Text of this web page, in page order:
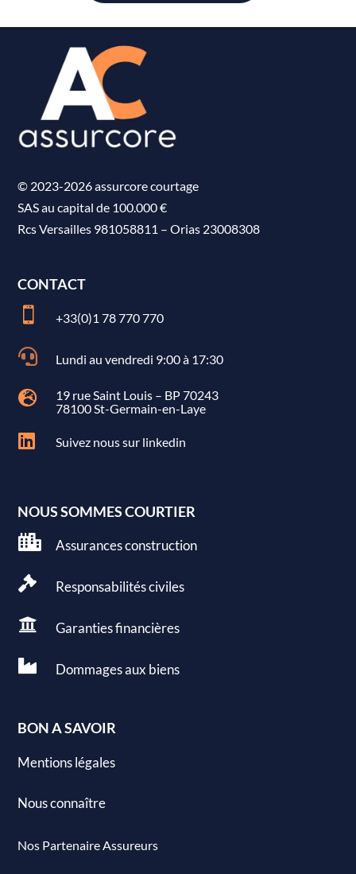
© 2023-2026 assurcore courtage
SAS au capital de 100.000 €
Rcs Versailles 981058811 –Orias 23008308
CONTACT
 +33(0)1 78 770 770
 Lundi au vendredi 9:00 à 17:30

19 rue Saint Louis – BP 70243
78100 St-Germain-en-Laye
 Suivez nous sur linkedin
NOUS SOMMES COURTIER
 Assurances construction
 Responsabilités civiles
 Garantiesfinancières
 Dommages aux biens
BON A SAVOIR
Mentions légales
Nous connaître
Nos Partenaire Assureurs